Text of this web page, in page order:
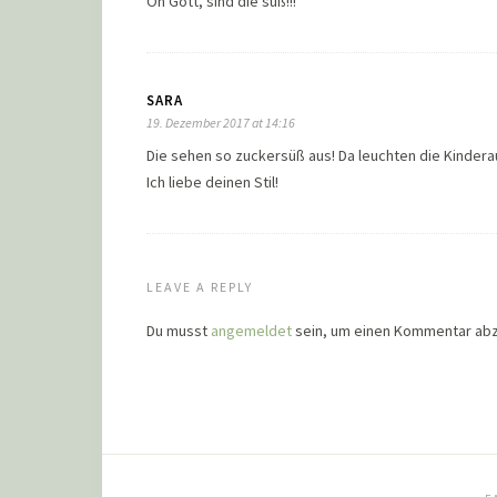
SARA
19. Dezember 2017 at 14:16
Die sehen so zuckersüß aus! Da leuchten die
Ich liebe deinen Stil!
LEAVE A REPLY
Du musst angemeldetsein, um einen Kommentar